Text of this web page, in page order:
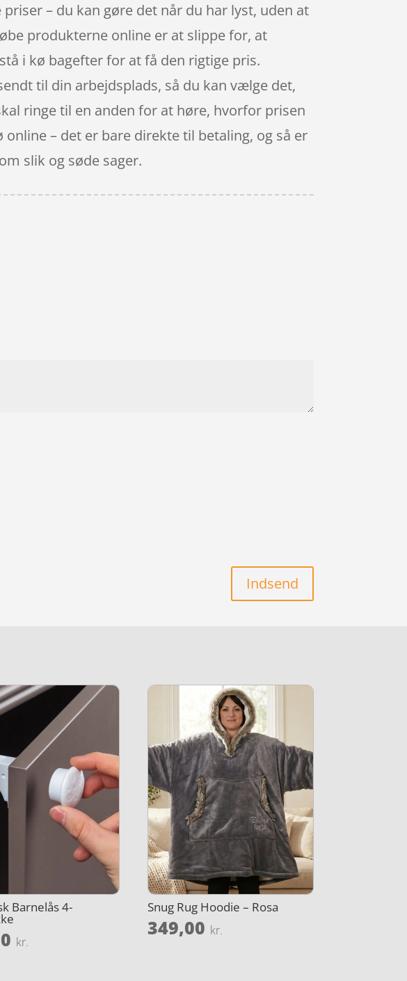
– du kan gøre det når du har lyst, uden at
produkterne online er at slippe for, at
i kø bagefter for at få den rigtige pris.
til din arbejdsplads, så du kan vælge det,
ringe til en anden for at høre, hvorfor prisen
– det er bare direkte til betaling, og så er
slik og søde sager.
Indsend
Barnelås 4-
kr.
Snug Rug Hoodie – Rosa
349,00 kr.